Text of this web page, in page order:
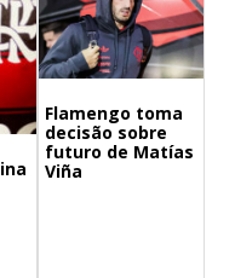
Flamengo toma
decisão sobre
futuro de Matías
Viña